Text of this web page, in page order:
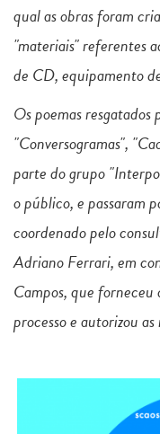
qual as obras foram
"materiais" referentes
de CD, equipamento
Os poemas
"Conversogramas",
parte do grupo
o público, e passaram
coordenado pelo
Adriano Ferrari, em
Campos, que
processo e autorizou